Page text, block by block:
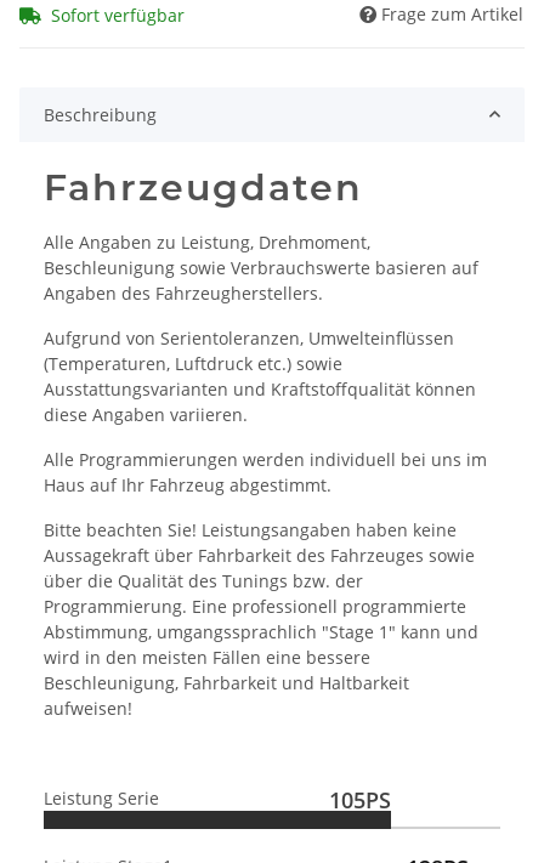
Sofort verfügbar Frage zum Artikel
Beschreibung
Fahrzeugdaten
Alle Angaben zu Leistung, Drehmoment,
Beschleunigung sowie Verbrauchswerte basieren auf
Angaben des Fahrzeugherstellers.
Aufgrund von Serientoleranzen, Umwelteinflüssen
(Temperaturen, Luftdruck etc.) sowie
Ausstattungsvarianten und Kraftstoffqualität können
diese Angaben variieren.
Alle Programmierungen werden individuell bei uns im
Haus auf Ihr Fahrzeug abgestimmt.
Bitte beachten Sie! Leistungsangaben haben keine
Aussagekraft über Fahrbarkeit des Fahrzeuges sowie
über die Qualität des Tunings bzw. der
Programmierung. Eine professionell programmierte
Abstimmung, umgangssprachlich "Stage 1" kann und
wird in den meisten Fällen eine bessere
Beschleunigung, Fahrbarkeit und Haltbarkeit
aufweisen!
Leistung Serie 105PS